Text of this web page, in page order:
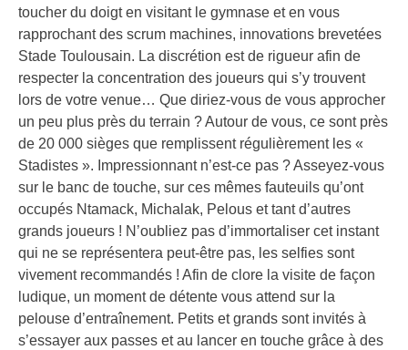
toucher du doigt en visitant le gymnase et en vous
rapprochant des scrum machines, innovations brevetées
Stade Toulousain. La discrétion est de rigueur afin de
respecter la concentration des joueurs qui s’y trouvent
lors de votre venue… Que diriez-vous de vous approcher
un peu plus près du terrain ? Autour de vous, ce sont près
de 20 000 sièges que remplissent régulièrement les «
Stadistes ». Impressionnant n’est-ce pas ? Asseyez-vous
sur le banc de touche, sur ces mêmes fauteuils qu’ont
occupés Ntamack, Michalak, Pelous et tant d’autres
grands joueurs ! N’oubliez pas d’immortaliser cet instant
qui ne se représentera peut-être pas, les selfies sont
vivement recommandés ! Afin de clore la visite de façon
ludique, un moment de détente vous attend sur la
pelouse d’entraînement. Petits et grands sont invités à
s’essayer aux passes et au lancer en touche grâce à des